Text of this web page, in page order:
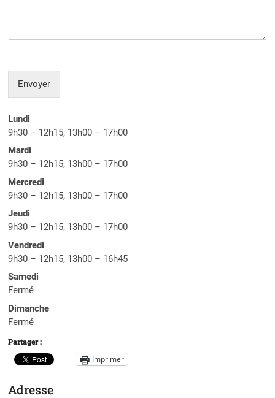
Envoyer
Lundi
9h30 – 12h15, 13h00 – 17h00
Mardi
9h30 – 12h15, 13h00 – 17h00
Mercredi
9h30 – 12h15, 13h00 – 17h00
Jeudi
9h30 – 12h15, 13h00 – 17h00
Vendredi
9h30 – 12h15, 13h00 – 16h45
Samedi
Fermé
Dimanche
Fermé
Partager :
Imprimer
Adresse